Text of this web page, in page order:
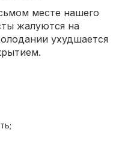
месте нашего
жалуются на
ухудшается